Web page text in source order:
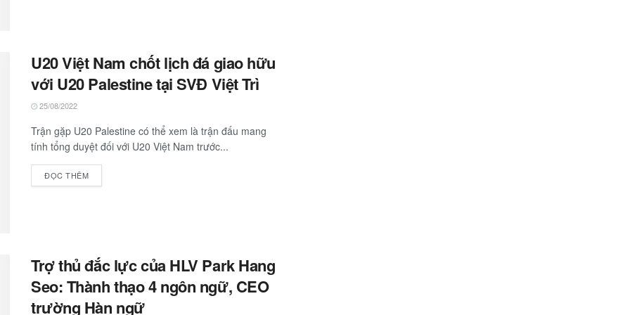
U20 Việt Nam chốt lịch đá giao hữu
với U20 Palestine tại SVĐ Việt Trì
25/08/2022
Trận gặp U20 Palestine có thể xem là trận đấu mang
tính tổng duyệt đối với U20 Việt Nam trước...
ĐỌC THÊM
Trợ thủ đắc lực của HLV Park Hang
Seo: Thành thạo 4 ngôn ngữ, CEO
trường Hàn ngữ